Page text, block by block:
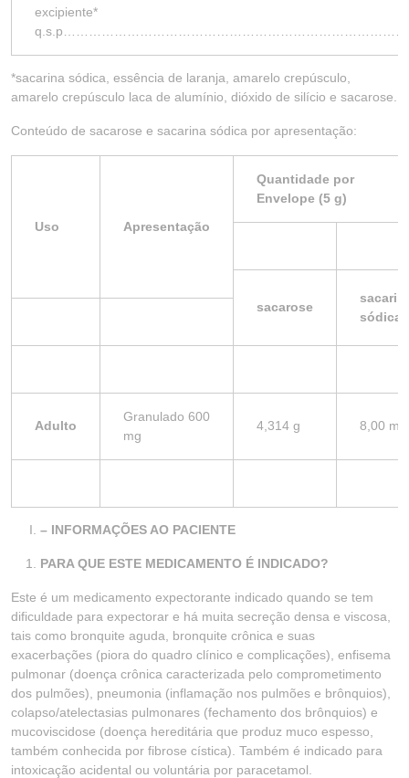
excipiente*
*sacarina sódica, essência de laranja, amarelo crepúsculo,
amarelo crepúsculo laca de alumínio, dióxido de silício e sacarose.
Conteúdo de sacarose e sacarina sódica por apresentação:
Uso Apresentação
Quantidade por
Envelope (5 g)
sacarose
sódica
Adulto
Granulado 600
mg
4,314 g 8,00 mg
– INFORMAÇÕES AO PACIENTE
PARA QUE ESTE MEDICAMENTO É INDICADO?
Este é um medicamento expectorante indicado quando se tem
dificuldade para expectorar e há muita secreção densa e viscosa,
tais como bronquite aguda, bronquite crônica e suas
exacerbações (piora do quadro clínico e complicações), enfisema
pulmonar (doença crônica caracterizada pelo comprometimento
dos pulmões), pneumonia (inflamação nos pulmões e brônquios),
colapso/atelectasias pulmonares (fechamento dos brônquios) e
mucoviscidose (doença hereditária que produz muco espesso,
também conhecida por fibrose cística). Também é indicado para
intoxicação acidental ou voluntária por paracetamol.